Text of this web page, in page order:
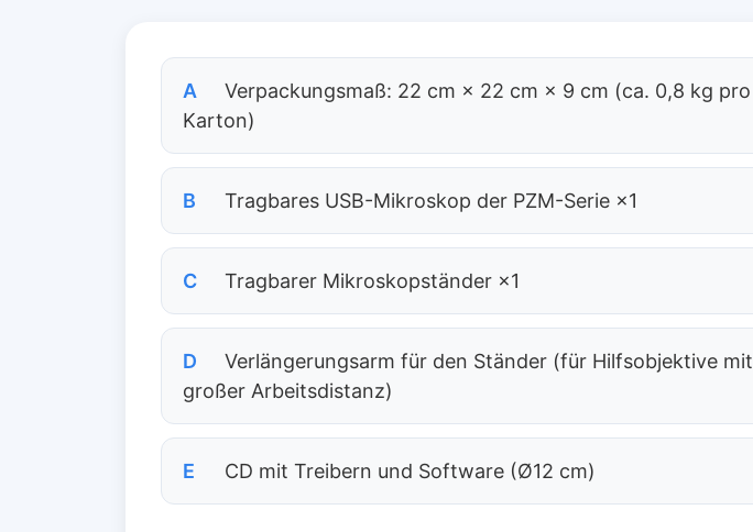
A
Verpackungsmaß: 22 cm × 22 cm × 9 cm (ca. 0,8 kg pro
Karton)
B Tragbares USB-Mikroskop der PZM-Serie ×1
C Tragbarer Mikroskopständer ×1
D
Verlängerungsarm für den Ständer (für Hilfsobjektive mit
großer Arbeitsdistanz)
E CD mit Treibern und Software (Ø12 cm)